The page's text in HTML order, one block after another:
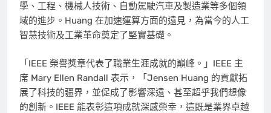
學、工程、機械人技術、自動駕駛汽車及製造業等多個領
域的進步。Huang 在加速運算方面的遠見，為當今的人工
智慧技術及工業革命奠定了堅實基礎。
「IEEE 榮譽獎章代表了職業生涯成就的巔峰。」IEEE 主
席 Mary Ellen Randall 表示，「Jensen Huang 的貢獻拓
展了科技的疆界，並促成了影響深遠、甚至超乎我們想像
的創新。IEEE 能表彰這項成就深感榮幸，這既是業界卓越